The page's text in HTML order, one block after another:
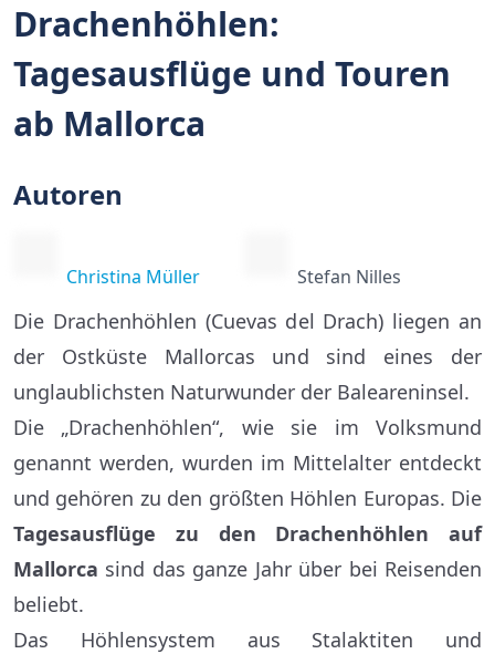
Drachenhöhlen:
Tagesausflüge und Touren
ab Mallorca
Autoren
Christina Müller Stefan Nilles
Die Drachenhöhlen (Cuevas del Drach) liegen an
der Ostküste Mallorcas und sind eines der
unglaublichsten Naturwunder der Baleareninsel.
Die „Drachenhöhlen“, wie sie im Volksmund
genannt werden, wurden im Mittelalter entdeckt
und gehören zu den größten Höhlen Europas. Die
Tagesausflüge zu den Drachenhöhlen auf
Mallorca sind das ganze Jahr über bei Reisenden
beliebt.
Das Höhlensystem aus Stalaktiten und